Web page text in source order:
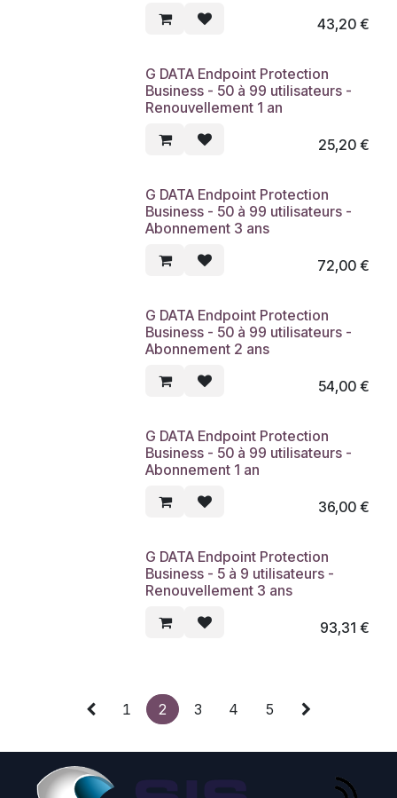
43,20€
G DATA Endpoint Protection
Business - 50 à 99 utilisateurs -
Renouvellement 1 an
25,20€
G DATA Endpoint Protection
Business - 50 à 99 utilisateurs -
Abonnement 3 ans
72,00€
G DATA Endpoint Protection
Business - 50 à 99 utilisateurs -
Abonnement 2 ans
54,00€
G DATA Endpoint Protection
Business - 50 à 99 utilisateurs -
Abonnement 1 an
36,00€
G DATA Endpoint Protection
Business - 5 à 9 utilisateurs -
Renouvellement 3 ans
93,31 €
1 2 3 4 5